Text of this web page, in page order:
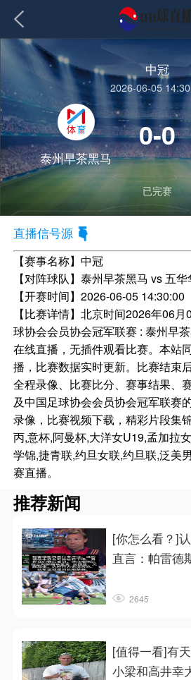
中冠
2026-06-05
泰州早茶黑马
0-0
已完赛
直播信号源
【赛事名称】中冠
【对阵球队】泰州早茶黑马 vs 五华
【开赛时间】2026-06-05 14:30:00
【比赛详情】北京时间2026年06月
球协会会员协会冠军联赛 : 泰州早
在线直播，无插件观看比赛。本站
播，比赛数据实时更新。比赛结束
全程录像、比赛比分、赛事结果、
及中国足球协会会员协会冠军联赛
录像，比赛视频下载，精彩片段集
丙,意杯,阿曼杯,大洋女U19,孟加拉
学锦,捷青联,约旦女联,约旦联,泛美
赛直播。
推荐新闻
[你怎么看？]
直言：帕雷德
2645
[值得一看]有
小梁和高井幸